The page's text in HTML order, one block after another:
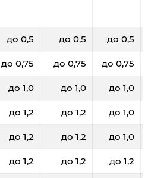
до 0,5 до 0,5 до 0,5
до 0,75 до 0,75 до 0,75
до 1,0 до 1,0 до 1,0
до 1,2 до 1,2 до 1,0
до 1,2 до 1,2 до 1,0
до 1,2 до 1,2 до 1,2